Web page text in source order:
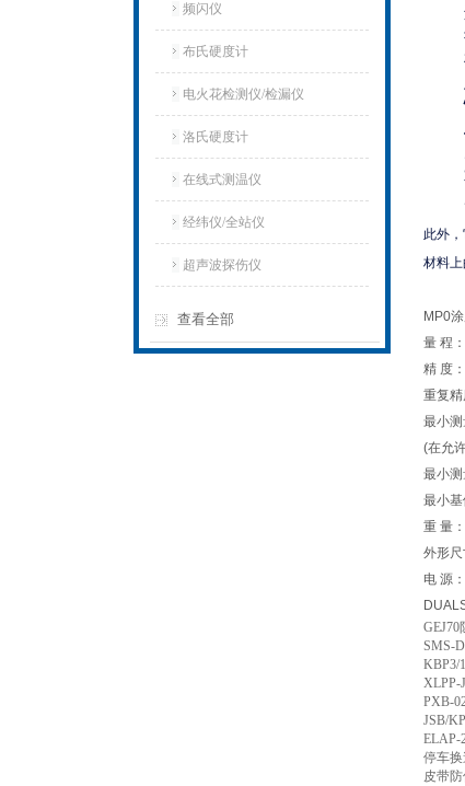
频闪仪
布氏硬度计
电火花检测仪/检漏仪
洛氏硬度计
在线式测温仪
经纬仪/全站仪
超声波探伤仪
查看全部
此外
材料
MP0
量 程
精 度
重复
最小
(在允
最小
最小
重 量
外形尺
电 源
GEJ70
SMS-
KBP3/
XLPP-J
PXB-
JSB/
ELAP-
停车
皮带